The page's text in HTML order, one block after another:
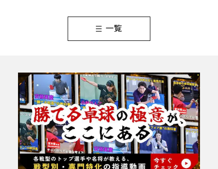
一覧